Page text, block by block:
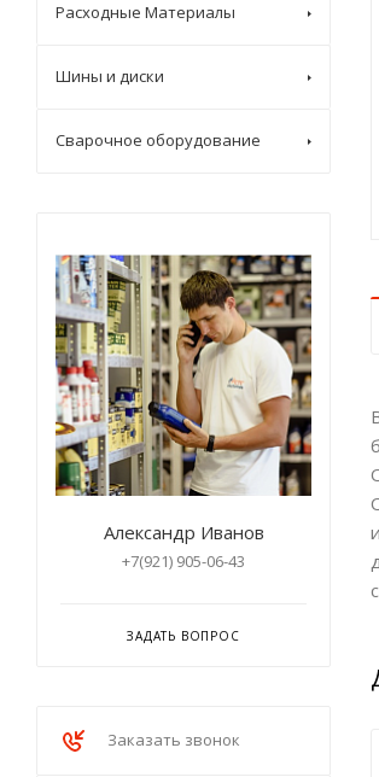
Расходные Материалы
Шины и диски
Сварочное оборудование
Александр Иванов
+7(921) 905-06-43
ЗАДАТЬ ВОПРОС
Заказать звонок